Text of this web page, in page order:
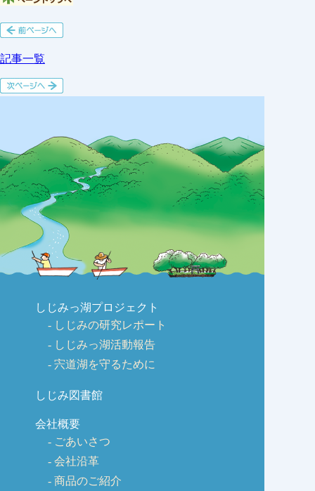
記事一覧
しじみっ湖プロジェクト
しじみの研究レポート
しじみっ湖活動報告
宍道湖を守るために
しじみ図書館
会社概要
ごあいさつ
会社沿革
商品のご紹介